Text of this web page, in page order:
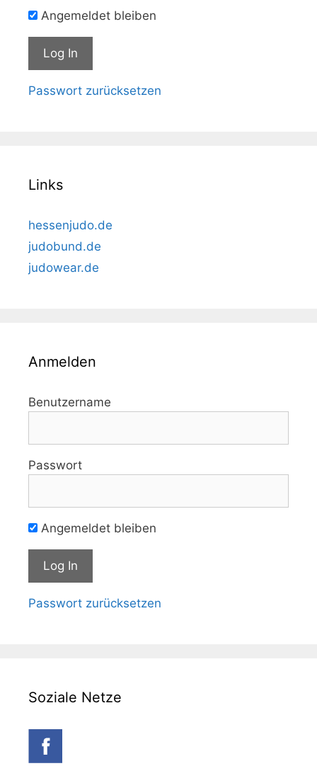
Angemeldet bleiben
Passwort zurücksetzen
Links
hessenjudo.de
judobund.de
judowear.de
Anmelden
Benutzername
Passwort
Angemeldet bleiben
Passwort zurücksetzen
Soziale Netze